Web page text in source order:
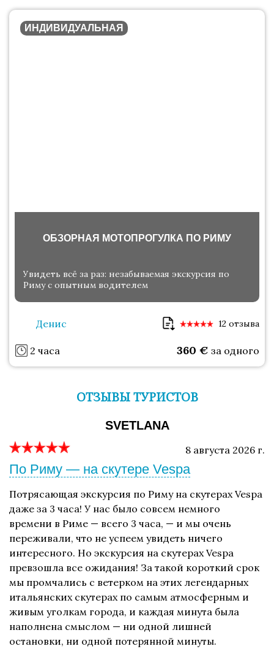
ИНДИВИДУАЛЬНАЯ
ОБЗОРНАЯ МОТОПРОГУЛКА ПО РИМУ
Увидеть всё за раз: незабываемая экскурсия по
Риму с опытным водителем
Денис 12 отзыва
2 часа 360 € за одного
ОТЗЫВЫ ТУРИСТОВ
SVETLANA
8 августа 2026 г.
По Риму — на скутере Vespa
Потрясающая экскурсия по Риму на скутерах Vespa
даже за 3 часа! У нас было совсем немного
времени в Риме — всего 3 часа, — и мы очень
переживали, что не успеем увидеть ничего
интересного. Но экскурсия на скутерах Vespa
превзошла все ожидания! За такой короткий срок
мы промчались с ветерком на этих легендарных
итальянских скутерах по самым атмосферным и
живым уголкам города, и каждая минута была
наполнена смыслом — ни одной лишней
остановки, ни одной потерянной минуты.